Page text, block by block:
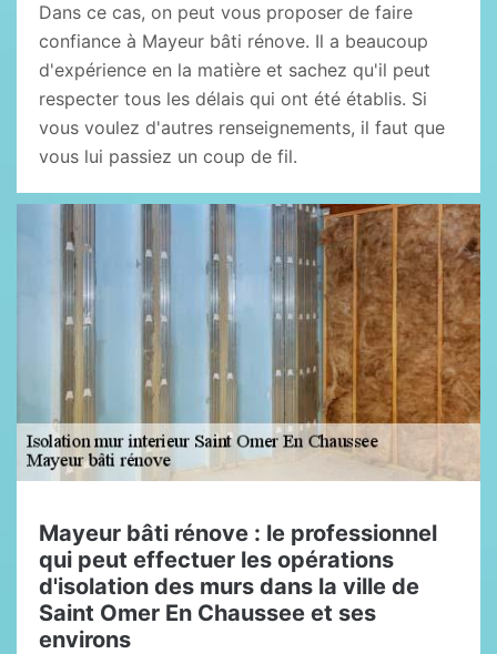
Dans ce cas, on peut vous proposer de faire
confiance à Mayeur bâti rénove. Il a beaucoup
d'expérience en la matière et sachez qu'il peut
respecter tous les délais qui ont été établis. Si
vous voulez d'autres renseignements, il faut que
vous lui passiez un coup de fil.
Mayeur bâti rénove : le professionnel
qui peut effectuer les opérations
d'isolation des murs dans la ville de
Saint Omer En Chaussee et ses
environs